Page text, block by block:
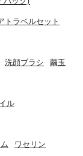
トラベルセット
洗顔ブラシ 繭玉
ル
ワセリン